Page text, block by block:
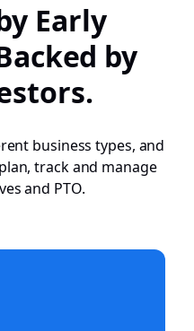
Early
by
business types, and
track and manage
and PTO.